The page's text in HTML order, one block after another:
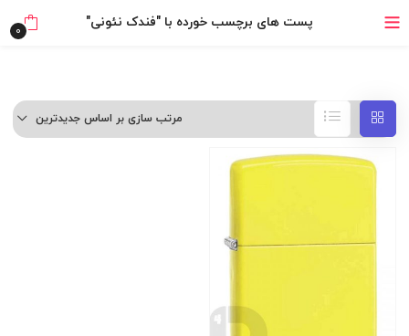
خرید قسطی با ترب‌پی
پست های برچسب خورده با "فندک نئونی" 0
مرتب سازی بر اساس جدیدترین